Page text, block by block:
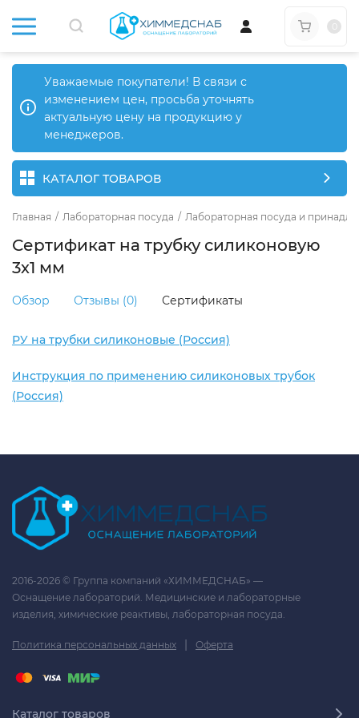
Уважаемые покупатели! В связи с
изменением цен, просьба уточнять
актуальную цену на продукцию у
менеджеров.
КАТАЛОГ ТОВАРОВ
Главная / Лабораторная посуда / Лабораторная посуда и
Сертификат на трубку силиконовую
3х1 мм
Обзор Отзывы (0) Сертификаты
РУ на трубки силиконовые (Россия)
Инструкция по применению силиконовых трубок
(Россия)
2016-2026 © Группа компаний «ХИММЕДСНАБ» —
Оснащение лабораторий. Медицинские и лабораторные
изделия, химические реактивы, лабораторная посуда.
Политика персональных данных | Оферта
Каталог товаров